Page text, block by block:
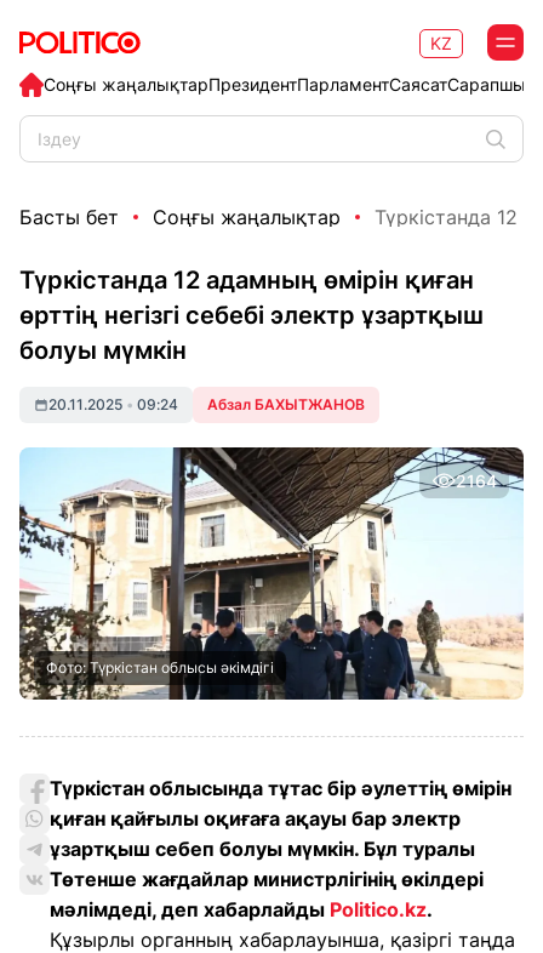
Соңғы жаңалықтарПрезидентПарламентСаясат
KZ
Басты бет Соңғы жаңалықтар Түркістанда 12
Түркістанда 12 адамның өмірін қиған
өрттің негізгі себебі электр ұзартқыш
болуы мүмкін
20.11.2025 • 09:24 Абзал БАХЫТЖАНОВ
2164
Фото: Түркістан облысы әкімдігі
Түркістан облысында тұтас бір әулеттің өмірін
қиған қайғылы оқиғаға ақауы бар электр
ұзартқыш себеп болуы мүмкін. Бұл туралы
Төтенше жағдайлар министрлігінің өкілдері
мәлімдеді, деп хабарлайды Politico.kz.
Құзырлы органның хабарлауынша, қазіргі таңда